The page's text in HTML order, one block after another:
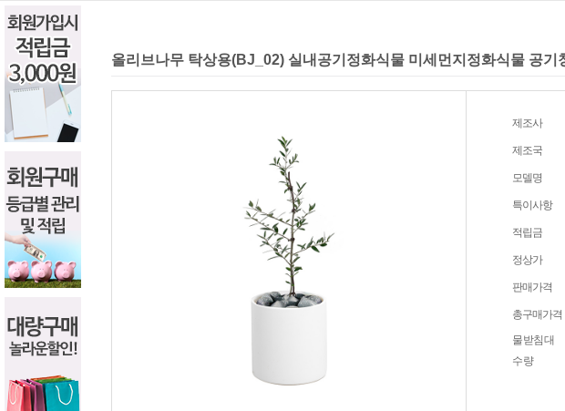
올리브나무 탁상용(BJ_02) 실내공기정화식물 미세먼지정화식물 공기
제조사
제조국
모델명
특이사항
적립금
정상가
판매가격
총구매가격
물받침대
수량